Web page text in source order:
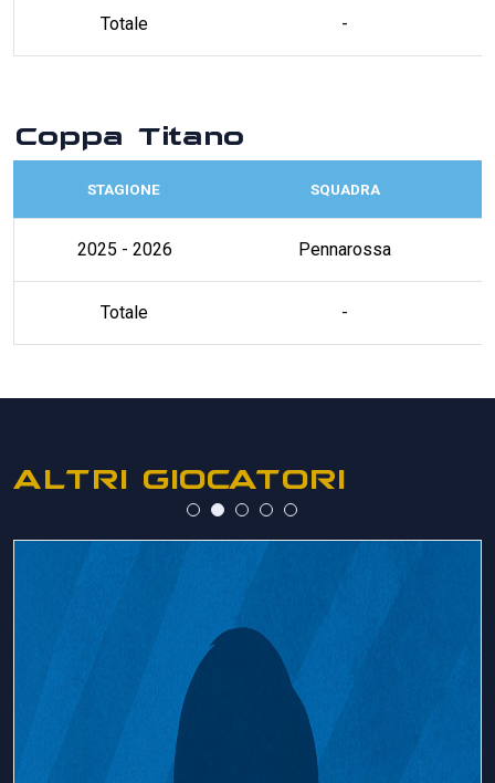
Totale -
Coppa Titano
STAGIONE SQUADRA
2025 - 2026 Pennarossa
Totale -
ALTRI GIOCATORI